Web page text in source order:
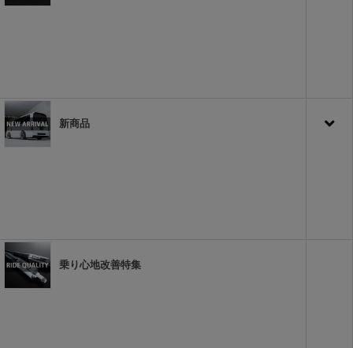
新商品
乗り心地改善特集